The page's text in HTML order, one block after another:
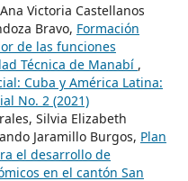
Victoria Castellanos
Bravo, Formación
de las funciones
Técnica de Manabí ,
Cuba y América Latina:
No. 2 (2021)
Silvia Elizabeth
Jaramillo Burgos, Plan
el desarrollo de
en el cantón San